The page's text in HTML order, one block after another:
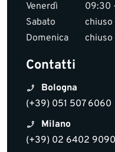
Venerdì
09:30
Sabato
chiuso
Domenica
chiuso
Contatti
Bologna
(+39) 051 507 6060
Milano
(+39) 02 6402 9090